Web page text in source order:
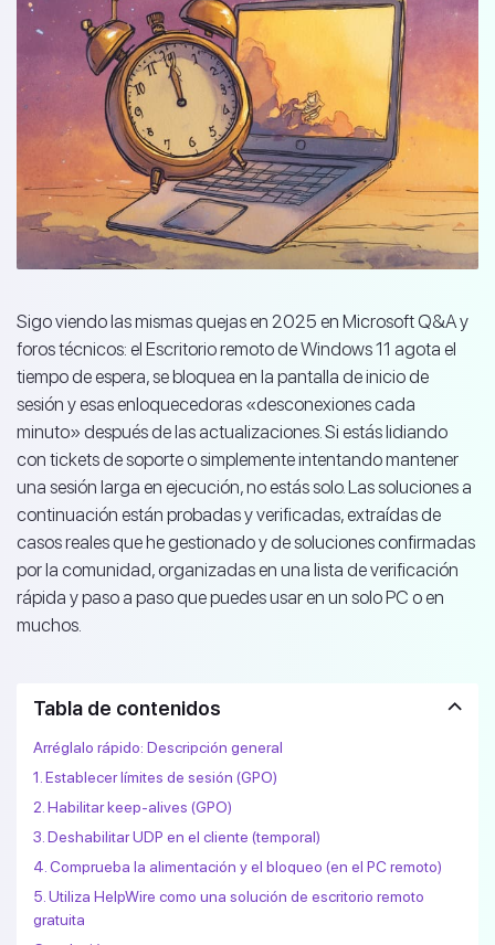
Sigo viendo las mismas quejas en 2025 en Microsoft Q&A y
foros técnicos: el Escritorio remoto de Windows 11 agota el
tiempo de espera, se bloquea en la pantalla de inicio de
sesión y esas enloquecedoras «desconexiones cada
minuto» después de las actualizaciones. Si estás lidiando
con tickets de soporte o simplemente intentando mantener
una sesión larga en ejecución, no estás solo. Las soluciones a
continuación están probadas y verificadas, extraídas de
casos reales que he gestionado y de soluciones confirmadas
por la comunidad, organizadas en una lista de verificación
rápida y paso a paso que puedes usar en un solo PC o en
muchos.
Tabla de contenidos
Arréglalo rápido: Descripción general
1. Establecer límites de sesión (GPO)
2. Habilitar keep-alives (GPO)
3. Deshabilitar UDP en el cliente (temporal)
4. Comprueba la alimentación y el bloqueo (en el PC remoto)
5. Utiliza HelpWire como una solución de escritorio remoto
gratuita